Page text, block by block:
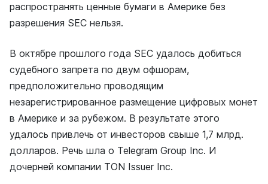
распространять ценные бумаги в Америке без
разрешения SEC нельзя.
В октябре прошлого года SEC удалось добиться
судебного запрета по двум офшорам,
предположительно проводящим
незарегистрированное размещение цифровых монет
в Америке и за рубежом. В результате этого
удалось привлечь от инвесторов свыше 1,7 млрд.
долларов. Речь шла о Telegram Group Inc. И
дочерней компании TON Issuer Inc.